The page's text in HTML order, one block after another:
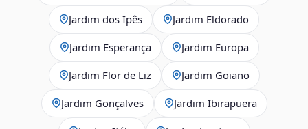
Jardim dos Ipês Jardim Eldorado
Jardim Esperança Jardim Europa
Jardim Flor de Liz Jardim Goiano
Jardim Gonçalves Jardim Ibirapuera